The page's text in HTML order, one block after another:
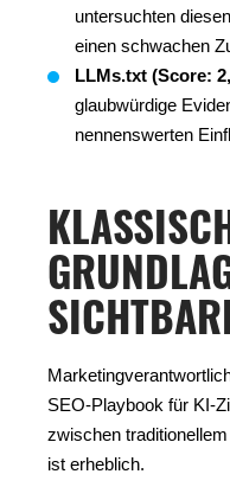
untersuchten
einen schwachen
LLMs.txt (Score:
glaubwürdige
nennenswerten
SEO-Playbook für KI-
zwischen
ist erheblich.